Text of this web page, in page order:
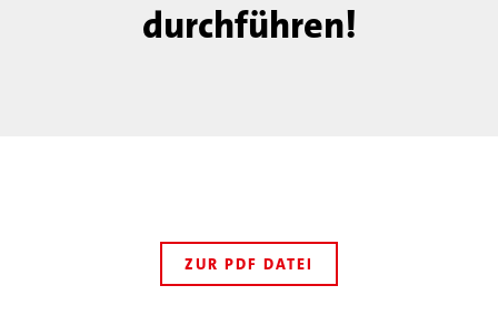
durchführen!
ZUR PDF DATEI